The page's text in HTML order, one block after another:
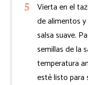
Vierta en el
de alimentos
salsa suave.
semillas de la
temperatura
esté listo para